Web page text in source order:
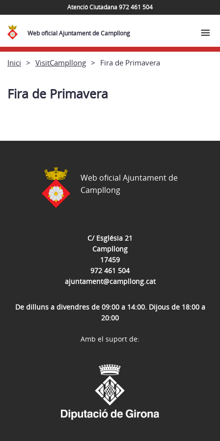
Atenció Ciutadana 972 461 504
Web oficial Ajuntament de Campllong
Inici VisitCampllong Fira de Primavera
Fira de Primavera
C/ Església 21
Campllong
17459
972 461 504
ajuntament@campllong.cat
De dilluns a divendres de 09:00 a 14:00. Dijous de 18:00 a
20:00
Web oficial Ajuntament de
Campllong
Amb el suport de: